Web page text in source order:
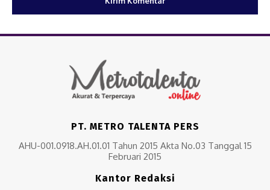
PT. METRO TALENTA PERS
AHU-001.0918.AH.01.01 Tahun 2015 Akta No.03 Tanggal 15
Februari 2015
Kantor Redaksi